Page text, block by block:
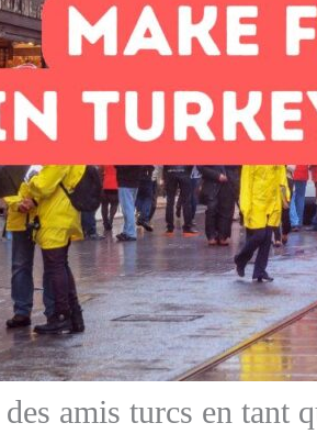
amis turcs en tant